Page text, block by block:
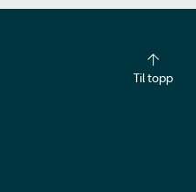
Til topp